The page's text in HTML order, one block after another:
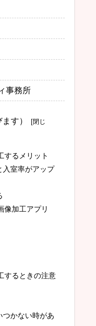
事務所
す）
するメリット
入室率がアップ
像加工アプリ
するときの注意
つかない時があ